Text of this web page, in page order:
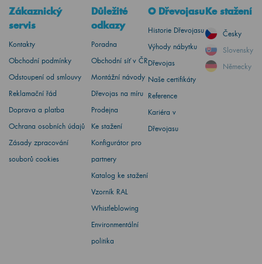
Zákaznický
servis
Kontakty
Obchodní podmínky
Odstoupení od smlouvy
Reklamační řád
Doprava a platba
Ochrana osobních údajů
Zásady zpracování
souborů cookies
Důležité
odkazy
Poradna
Obchodní síť v ČR
Montážní návody
Dřevojas na míru
Prodejna
Ke stažení
Konfigurátor pro
partnery
Katalog ke stažení
Vzorník RAL
Whistleblowing
Environmentální
politika
O Dřevojasu
Historie Dřevojasu
Výhody nábytku
Dřevojas
Naše certifikáty
Reference
Kariéra v
Dřevojasu
Ke stažení
Česky
Slovensky
Německy